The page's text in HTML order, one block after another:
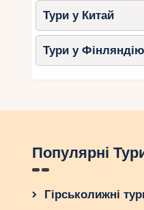
Тури у Китай
Тури у Фінляндію
Популярні
Гірськолижні